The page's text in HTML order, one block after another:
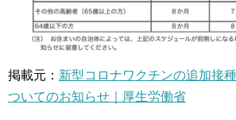
掲載元： 新型コロナワクチンの追加接
ついてのお知らせ｜厚生労働省